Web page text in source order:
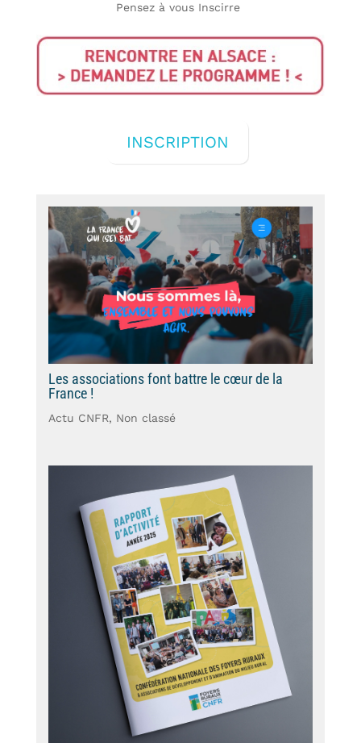
Pensez à vous Inscirre
INSCRIPTION
Les associations font battre le cœur de la
France !
Actu CNFR, Non classé